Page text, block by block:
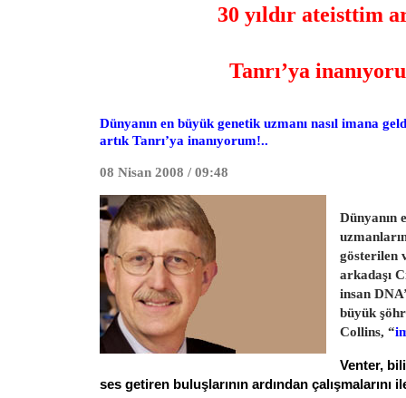
30 yıldır ateisttim
Tanrı’ya
Dünyanın en büyük genetik uzmanı nasıl imana
artık Tanrı’ya inanıyorum!..
08 Nisan 2008 / 09:48
Dünyanın
gösterilen
arkadaşı
insan
büyük
Collins, “
Venter,
ses getiren buluşlarının ardından